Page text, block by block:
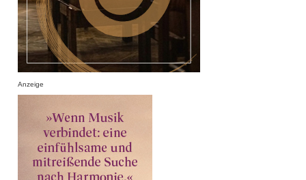
Anzeige